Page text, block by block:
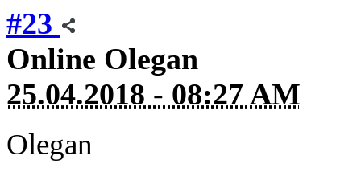
#23
Online Olegan
25.04.2018 - 08:27 AM
Olegan